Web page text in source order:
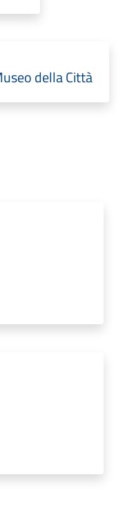
della Città